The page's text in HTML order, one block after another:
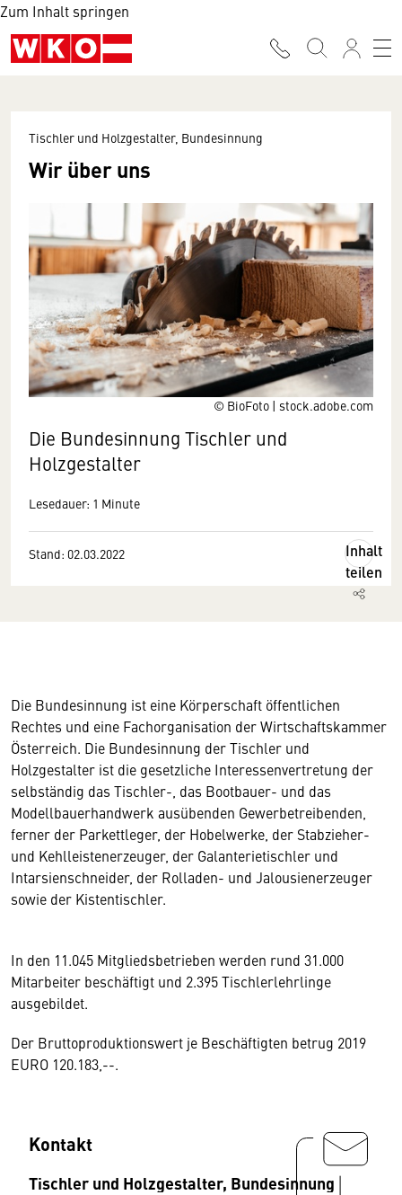
Zum Inhalt springen
© BioFoto | stock.adobe.com
Tischler und Holzgestalter, Bundesinnung
Wir über uns
Die Bundesinnung Tischler und
Holzgestalter
Lesedauer: 1 Minute
Stand: 02.03.2022
Inhalt
teilen
Die Bundesinnung ist eine Körperschaft öffentlichen
Rechtes und eine Fachorganisation der Wirtschaftskammer
Österreich. Die Bundesinnung der Tischler und
Holzgestalter ist die gesetzliche Interessenvertretung der
selbständig das Tischler-, das Bootbauer- und das
Modellbauerhandwerk ausübenden Gewerbetreibenden,
ferner der Parkettleger, der Hobelwerke, der Stabzieher-
und Kehlleistenerzeuger, der Galanterietischler und
Intarsienschneider, der Rolladen- und Jalousienerzeuger
sowie der Kistentischler.
In den 11.045 Mitgliedsbetrieben werden rund 31.000
Mitarbeiter beschäftigt und 2.395 Tischlerlehrlinge
ausgebildet.
Der Bruttoproduktionswert je Beschäftigten betrug 2019
EURO 120.183,--.
Kontakt
Tischler und Holzgestalter, Bundesinnung